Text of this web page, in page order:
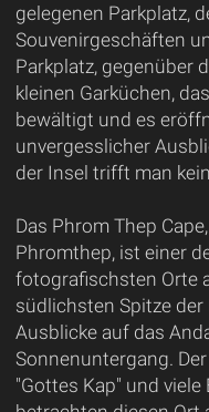
gelegenen Parkplatz,
Souvenirgeschäften
Parkplatz, gegenüber
kleinen Garküchen,
bewältigt und es
unvergesslicher
der Insel trifft man
Das Phrom Thep
Phromthep, ist einer
fotografischsten Orte
südlichsten Spitze
Ausblicke auf das
Sonnenuntergang.
"Gottes Kap" und